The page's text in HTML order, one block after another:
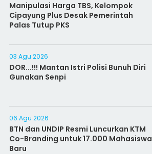
Manipulasi Harga TBS, Kelompok
Cipayung Plus Desak Pemerintah
Palas Tutup PKS
03 Agu 2026
DOR...!!! Mantan Istri Polisi Bunuh Diri
Gunakan Senpi
06 Agu 2026
BTN dan UNDIP Resmi Luncurkan KTM
Co-Branding untuk 17.000 Mahasiswa
Baru